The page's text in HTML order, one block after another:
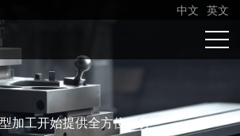
中文 英文
加工开始提供全方位服务